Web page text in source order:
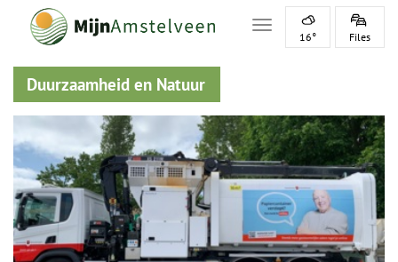
Toggle navigation
16° Files
Duurzaamheid en Natuur